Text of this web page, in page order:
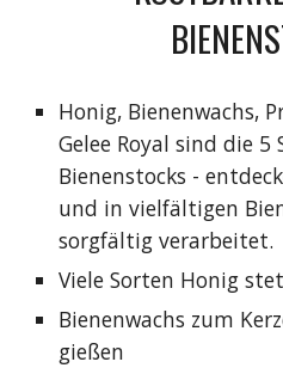
Honig, Bienenwachs,
Gelee Royal sind die 5
Bienenstocks -
und in vielfältigen
sorgfältig verarbeitet.
Viele Sorten Honig
Bienenwachs zum
gießen